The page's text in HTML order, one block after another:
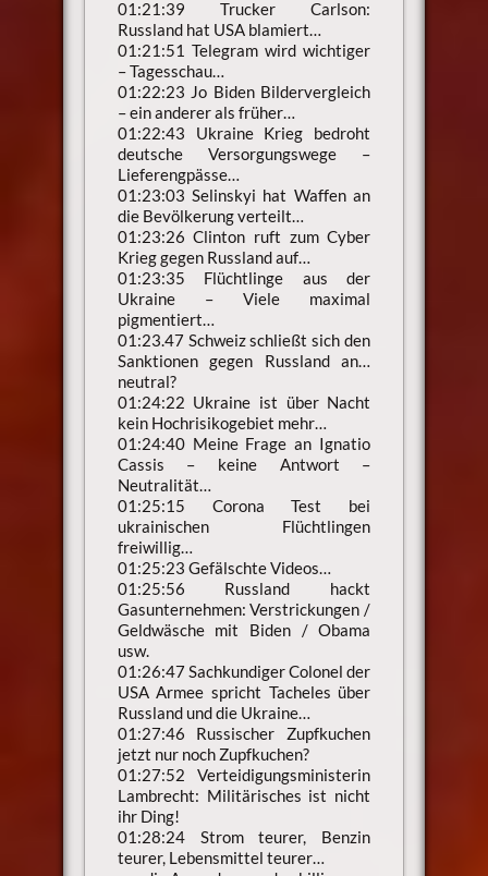
01:21:39 Trucker Carlson:
Russland hat USA blamiert…
01:21:51 Telegram wird wichtiger
– Tagesschau…
01:22:23 Jo Biden Bildervergleich
– ein anderer als früher…
01:22:43 Ukraine Krieg bedroht
deutsche Versorgungswege –
Lieferengpässe…
01:23:03 Selinskyi hat Waffen an
die Bevölkerung verteilt…
01:23:26 Clinton ruft zum Cyber
Krieg gegen Russland auf…
01:23:35 Flüchtlinge aus der
Ukraine – Viele maximal
pigmentiert…
01:23.47 Schweiz schließt sich den
Sanktionen gegen Russland an…
neutral?
01:24:22 Ukraine ist über Nacht
kein Hochrisikogebiet mehr…
01:24:40 Meine Frage an Ignatio
Cassis – keine Antwort –
Neutralität…
01:25:15 Corona Test bei
ukrainischen Flüchtlingen
freiwillig…
01:25:23 Gefälschte Videos…
01:25:56 Russland hackt
Gasunternehmen: Verstrickungen /
Geldwäsche mit Biden / Obama
usw.
01:26:47 Sachkundiger Colonel der
USA Armee spricht Tacheles über
Russland und die Ukraine…
01:27:46 Russischer Zupfkuchen
jetzt nur noch Zupfkuchen?
01:27:52 Verteidigungsministerin
Lambrecht: Militärisches ist nicht
ihr Ding!
01:28:24 Strom teurer, Benzin
teurer, Lebensmittel teurer…